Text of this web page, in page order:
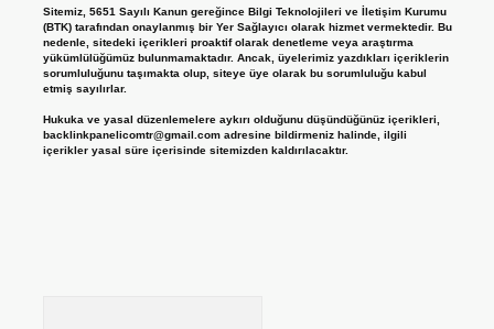
Sitemiz, 5651 Sayılı Kanun gereğince Bilgi Teknolojileri ve İletişim Kurumu
(BTK) tarafından onaylanmış bir Yer Sağlayıcı olarak hizmet vermektedir. Bu
nedenle, sitedeki içerikleri proaktif olarak denetleme veya araştırma
yükümlülüğümüz bulunmamaktadır. Ancak, üyelerimiz yazdıkları içeriklerin
sorumluluğunu taşımakta olup, siteye üye olarak bu sorumluluğu kabul
etmiş sayılırlar.
Hukuka ve yasal düzenlemelere aykırı olduğunu düşündüğünüz içerikleri,
backlinkpanelicomtr@gmail.comadresine bildirmeniz halinde, ilgili
içerikler yasal süre içerisinde sitemizden kaldırılacaktır.